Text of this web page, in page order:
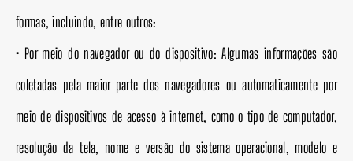
formas, incluindo, entre outros:
• Por meio do navegador ou do dispositivo: Algumas informações são
coletadas pela maior parte dos navegadores ou automaticamente por
meio de dispositivos de acesso à internet, como o tipo de computador,
resolução da tela, nome e versão do sistema operacional, modelo e